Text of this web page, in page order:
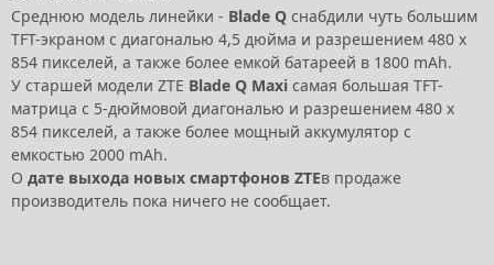
Среднюю модель линейки - Blade Q снабдили чуть большим
TFT-экраном с диагональю 4,5 дюйма и разрешением 480 х
854 пикселей, а также более емкой батареей в 1800 mAh.
У старшей модели ZTE Blade Q Maxi самая большая TFT-
матрица с 5-дюймовой диагональю и разрешением 480 x
854 пикселей, а также более мощный аккумулятор с
емкостью 2000 mAh.
О дате выхода новых смартфонов ZTEв продаже
производитель пока ничего не сообщает.